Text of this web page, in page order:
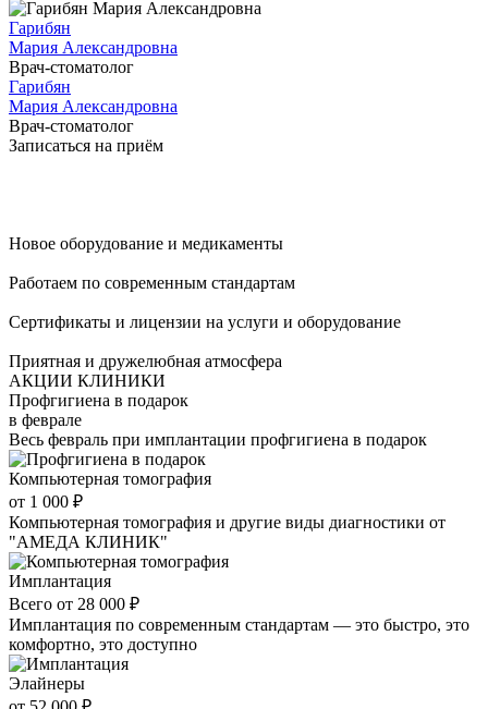
Гарибян
Мария Александровна
Врач-стоматолог
Гарибян
Мария Александровна
Врач-стоматолог
Записаться на приём
Новое оборудование и медикаменты
Работаем по современным стандартам
Сертификаты и лицензии на услуги и оборудование
Приятная и дружелюбная атмосфера
АКЦИИ КЛИНИКИ
Профгигиена в подарок
в феврале
Весь февраль при имплантации профгигиена в подарок
Компьютерная томография
от 1 000 ₽
Компьютерная томография и другие виды диагностики от
"АМЕДА КЛИНИК"
Имплантация
Всего от 28 000 ₽
Имплантация по современным стандартам — это быстро, это
комфортно, это доступно
Элайнеры